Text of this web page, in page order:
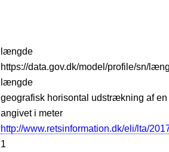
længde
https://data.gov.dk/model/profile/sn/
længde
geografisk horisontal udstrækning af
angivet i meter
http://www.retsinformation.dk/eli/lta/
1